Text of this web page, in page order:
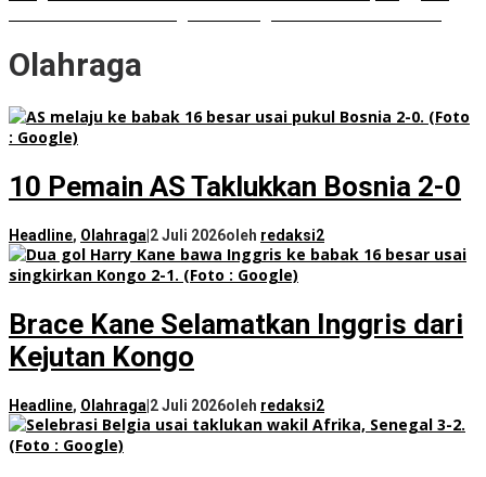
Olahraga
10 Pemain AS Taklukkan Bosnia 2-0
Headline, Olahraga 2 Juli 2026oleh redaksi2
Brace Kane Selamatkan Inggris dari
Kejutan Kongo
Headline, Olahraga 2 Juli 2026oleh redaksi2